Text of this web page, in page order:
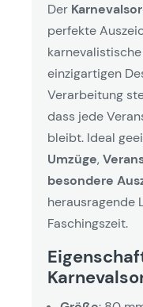
Der
perfekte
einzigartigen
Verarbeitung
dass jede
bleibt. Ideal
Umzüge,
besondere
herausragende
Faschingszeit.